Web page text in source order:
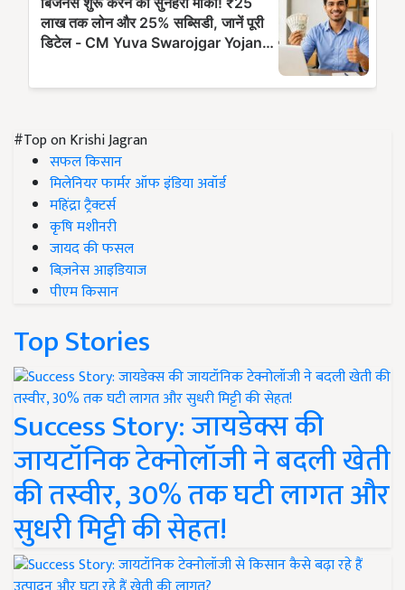
#Top on Krishi Jagran
सफल किसान
मिलेनियर फार्मर ऑफ इंडिया अवॉर्ड
महिंद्रा ट्रैक्टर्स
कृषि मशीनरी
जायद की फसल
बिज़नेस आइडियाज
पीएम किसान
Top Stories
Success Story: जायडेक्स की
जायटॉनिक टेक्नोलॉजी ने बदली खेती
की तस्वीर, 30% तक घटी लागत और
सुधरी मिट्टी की सेहत!